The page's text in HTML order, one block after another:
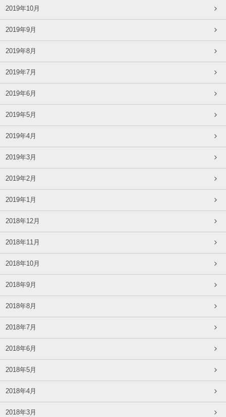
2019年10月
2019年9月
2019年8月
2019年7月
2019年6月
2019年5月
2019年4月
2019年3月
2019年2月
2019年1月
2018年12月
2018年11月
2018年10月
2018年9月
2018年8月
2018年7月
2018年6月
2018年5月
2018年4月
2018年3月